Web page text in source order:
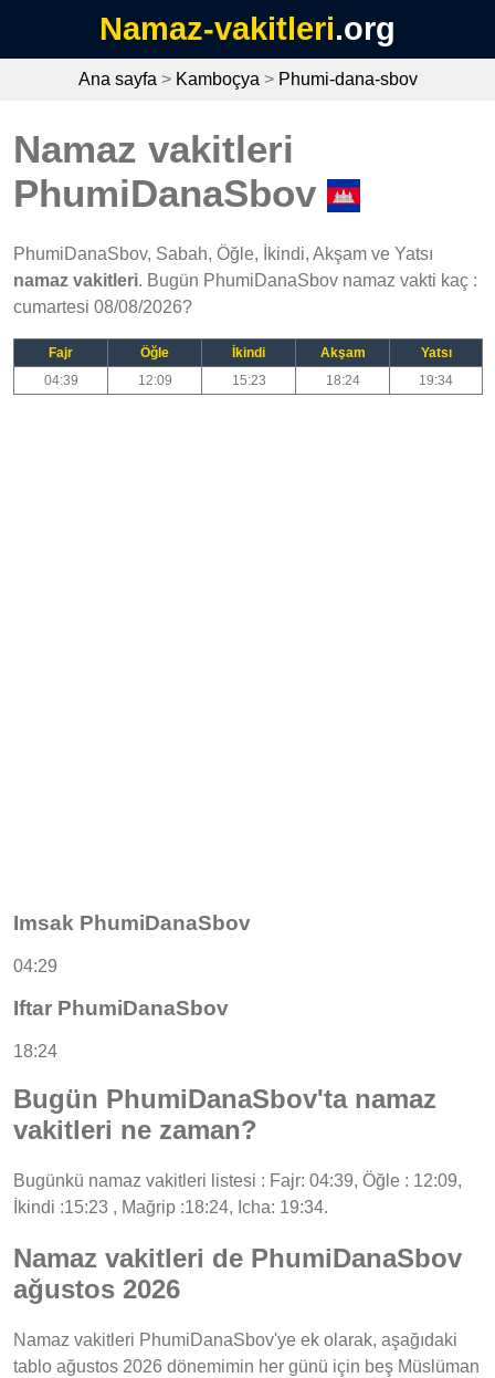
Namaz-vakitleri.org
Ana sayfa > Kamboçya > Phumi-dana-sbov
Namaz vakitleri
PhumiDanaSbov
PhumiDanaSbov, Sabah, Öğle, İkindi, Akşam ve Yatsı
namaz vakitleri. Bugün PhumiDanaSbov namaz vakti kaç :
cumartesi 08/08/2026?
Fajr Öğle İkindi Akşam
Yatsı
04:39
12:09 15:23 18:24 19:34
Imsak PhumiDanaSbov
04:29
Iftar PhumiDanaSbov
18:24
Bugün PhumiDanaSbov'ta namaz
vakitleri ne zaman?
Bugünkü namaz vakitleri listesi : Fajr: 04:39, Öğle : 12:09,
İkindi :15:23 , Mağrip :18:24, Icha: 19:34.
Namaz vakitleri de PhumiDanaSbov
ağustos 2026
Namaz vakitleri PhumiDanaSbov'ye ek olarak, aşağıdaki
tablo ağustos 2026 dönemimin her günü için beş Müslüman